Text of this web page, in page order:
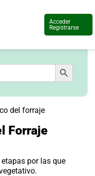
Acceder
Registrarse
Botón de búsqueda
del forraje
Forraje
por las que